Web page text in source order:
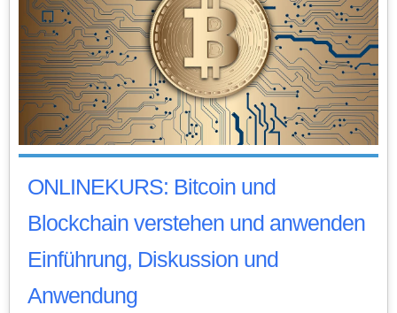
ONLINEKURS: Bitcoin und
Blockchain verstehen und anwenden
Einführung, Diskussion und
Anwendung